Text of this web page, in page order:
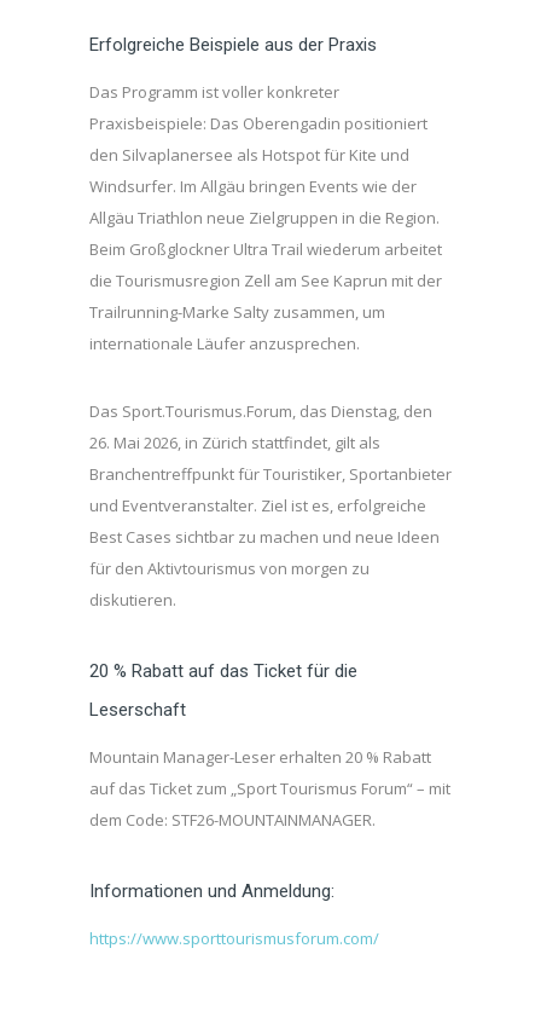
Erfolgreiche Beispiele aus der Praxis
Das Programm ist voller konkreter
Praxisbeispiele: Das Oberengadin positioniert
den Silvaplanersee als Hotspot für Kite und
Windsurfer. Im Allgäu bringen Events wie der
Allgäu Triathlon neue Zielgruppen in die Region.
Beim Großglockner Ultra Trail wiederum arbeitet
die Tourismusregion Zell am See Kaprun mit der
Trailrunning-Marke Salty zusammen, um
internationale Läufer anzusprechen.
Das Sport.Tourismus.Forum, das Dienstag, den
26. Mai 2026, in Zürich stattfindet, gilt als
Branchentreffpunkt für Touristiker, Sportanbieter
und Eventveranstalter. Ziel ist es, erfolgreiche
Best Cases sichtbar zu machen und neue Ideen
für den Aktivtourismus von morgen zu
diskutieren.
20 % Rabatt auf das Ticket für die
Leserschaft
Mountain Manager-Leser erhalten 20 % Rabatt
auf das Ticket zum „Sport Tourismus Forum“ – mit
dem Code: STF26-MOUNTAINMANAGER.
Informationen und Anmeldung:
https://www.sporttourismusforum.com/